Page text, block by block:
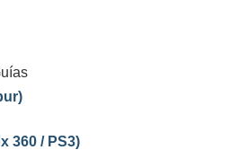
360 / PS3)